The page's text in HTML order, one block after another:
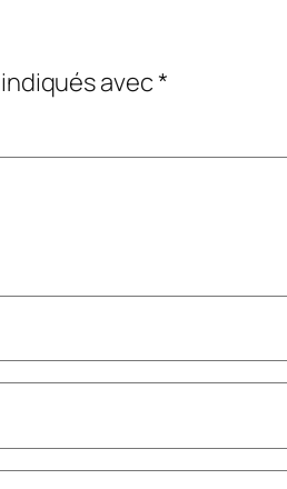
avec*